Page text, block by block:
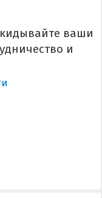
ваши
и